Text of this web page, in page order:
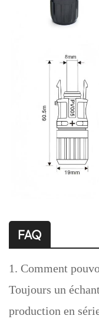
FAQ
1. Comment
Toujours un
production en